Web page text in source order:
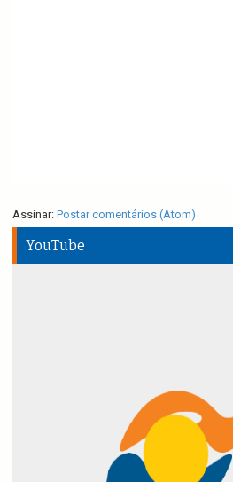
Assinar: Postar comentários (Atom)
YouTube